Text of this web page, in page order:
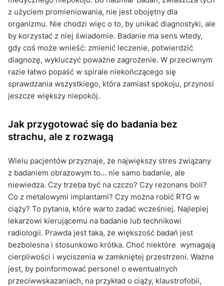
z użyciem promieniowania, nie jest obojętny dla
organizmu. Nie chodzi więc o to, by unikać diagnostyki, ale
by korzystać z niej świadomie. Badanie ma sens wtedy,
gdy coś może wnieść: zmienić leczenie, potwierdzić
diagnozę, wykluczyć poważne zagrożenie. W przeciwnym
razie łatwo popaść w spirale niekończącego się
sprawdzania wszystkiego, która zamiast spokoju, przynosi
jeszcze większy niepokój.
Jak przygotować się do badania bez
strachu, ale z rozwagą
Wielu pacjentów przyznaje, że największy stres związany
z badaniem obrazowym to… nie samo badanie, ale
niewiedza. Czy trzeba być na czczo? Czy rezonans boli?
Co z metalowymi implantami? Czy można robić RTG w
ciąży? To pytania, które warto zadać wcześniej. Najlepiej
lekarzowi kierującemu na badanie lub technikowi
radiologii. Prawda jest taka, że większość badań jest
bezbolesna i stosunkowo krótka. Choć niektóre wymagają
cierpliwości i wyciszenia w zamkniętej przestrzeni. Ważne
jest, by poinformować personel o ewentualnych
przeciwwskazaniach, na przykład o ciąży, klaustrofobii,